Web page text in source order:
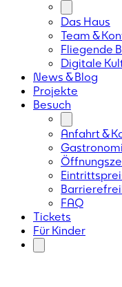
Das Haus
Team &
Fliegende
Digitale
News & Blog
Projekte
Besuch
Anfahrt &
FAQ
Tickets
Für Kinder